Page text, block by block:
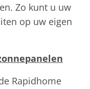
Zo kunt u uw
op uw eigen
Rapidhome